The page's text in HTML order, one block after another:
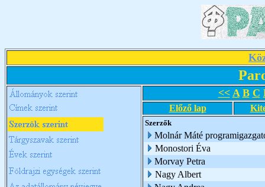
<< A B C
Előző lap
Szerzők
Molnár Máté
Monostori Éva
Morvay Petra
Nagy Albert